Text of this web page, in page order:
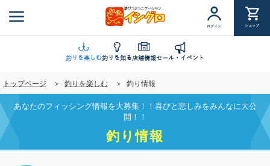
ン
に
移
動
ログイン ショップ
釣りを楽しむ釣りを知る店舗情報セール・イベント
トップページ 釣りを楽しむ 釣り情報
あなたのフィッシング情報を大募集！！喜びと悲しみをみんなに大公
開！！
釣り情報